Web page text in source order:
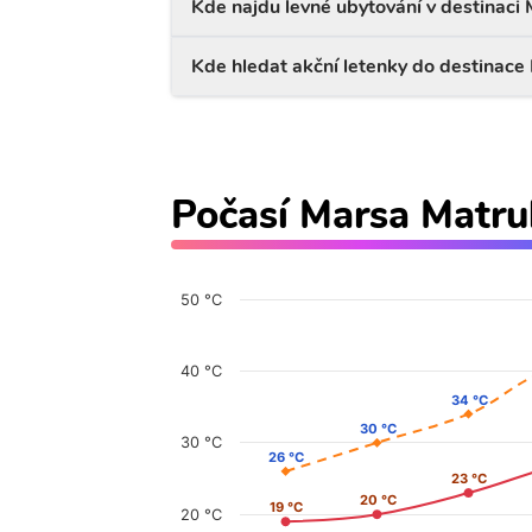
Kde najdu levné ubytování v destinaci
Kde hledat akční letenky do destinace
Počasí Marsa
19 °C
19 °C 20 °C
20 °C
23 °C
23 °C
26 °C
26 °C
30 °C
30 °C
34 °C
34 °C
20 °C
30 °C
40 °C
50 °C